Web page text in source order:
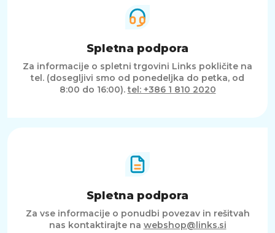
Spletna podpora
Za informacije o spletni trgovini Links pokličite na
tel. (dosegljivi smo od ponedeljka do petka, od
8:00 do 16:00).tel: +386 1 810 2020
Spletna podpora
Za vse informacije o ponudbi povezav in rešitvah
nas kontaktirajte na webshop@links.si